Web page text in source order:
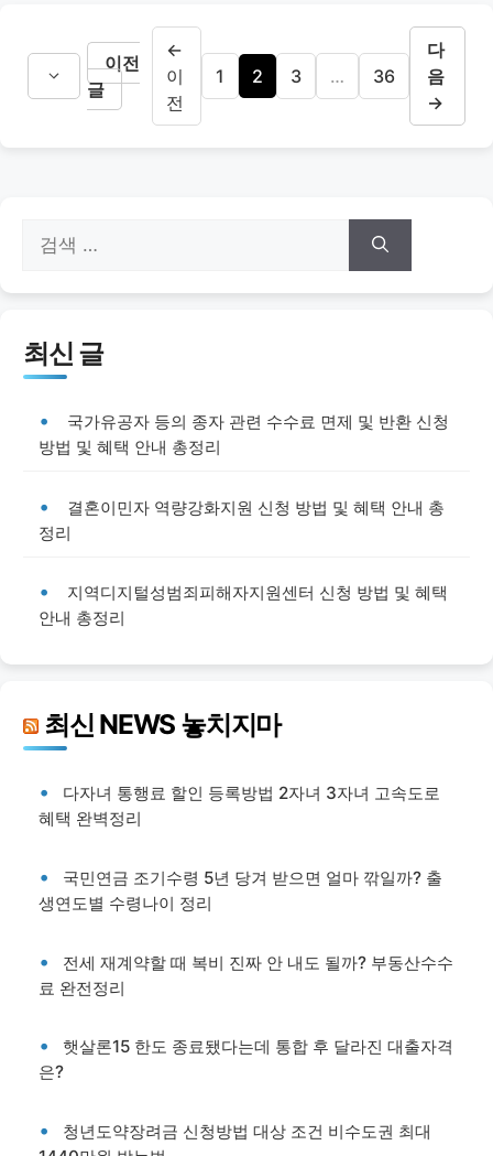
이전
글
←
이
전
페
이
1
페
이
2
페
이
3 …
페
이
36
다
음
→
색:
최신 글
국가유공자 등의 종자 관련 수수료 면제 및 반환 신청
방법 및 혜택 안내 총정리
결혼이민자 역량강화지원 신청 방법 및 혜택 안내 총
정리
지역디지털성범죄피해자지원센터 신청 방법 및 혜택
안내 총정리
최신 NEWS 놓치지마
다자녀 통행료 할인 등록방법 2자녀 3자녀 고속도로
혜택 완벽정리
국민연금 조기수령 5년 당겨 받으면 얼마 깎일까? 출
생연도별 수령나이 정리
전세 재계약할 때 복비 진짜 안 내도 될까? 부동산수수
료 완전정리
햇살론15 한도 종료됐다는데 통합 후 달라진 대출자격
은?
청년도약장려금 신청방법 대상 조건 비수도권 최대